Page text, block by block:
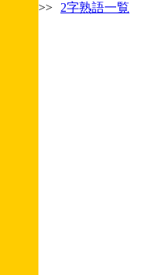
>>
2字熟語一覧